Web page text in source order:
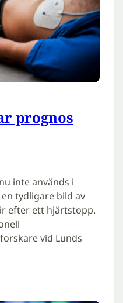
prognos
inte används i
tydligare bild av
efter ett hjärtstopp.
vid Lunds